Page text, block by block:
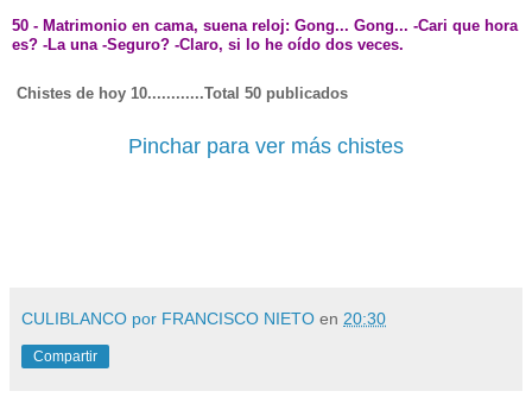
50 - Matrimonio en cama, suena reloj: Gong... Gong... -Cari que hora
es? -La una -Seguro? -Claro, si lo he oído dos veces.
Chistes de hoy 10............Total 50 publicados
Pinchar para ver más chistes
CULIBLANCO por FRANCISCO NIETO en 20:30
Compartir